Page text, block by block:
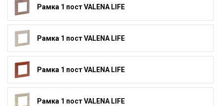
Рамка 1 пост VALENA LIFE
Рамка 1 пост VALENA LIFE
Рамка 1 пост VALENA LIFE
Рамка 1 пост VALENA LIFE